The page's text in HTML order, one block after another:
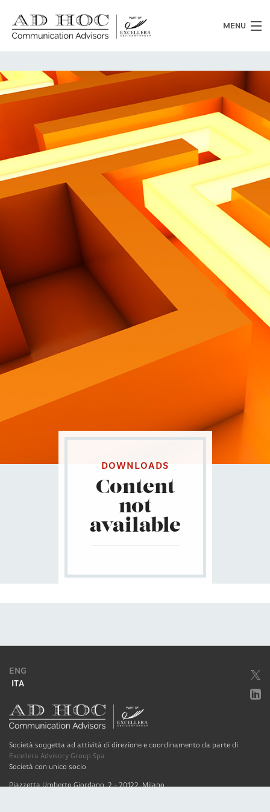
MENU
Chi siamo
Cosa facciamo
News
Clienti
Heritage
Lavora con noi
Contatti
DOWNLOADS
Content
not
available
ENG
ITA
Società soggetta ad attività di direzione e coordinamento da parte di
Excellera Advisory Group Spa
Società con unico socio
Piazzetta Umberto Giordano, 2 - 20122, Milano